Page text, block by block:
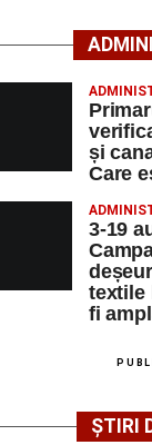
și
Care
3-19
textile
fi
ȘTIRI